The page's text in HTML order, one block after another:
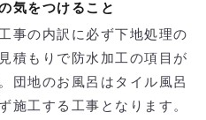
気をつけること
事の内訳に必ず下地処理の
積もりで防水加工の項目が
団地のお風呂はタイル風呂
施工する工事となります。